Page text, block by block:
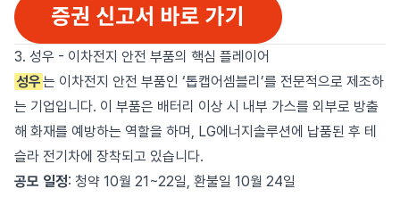
3. 성우 - 이차전지 안전 부품의 핵심 플레이어
성우는 이차전지 안전 부품인 ‘톱캡어셈블리’를 전문적으로 제조하
는 기업입니다. 이 부품은 배터리 이상 시 내부 가스를 외부로 방출
해 화재를 예방하는 역할을 하며, LG에너지솔루션에 납품된 후 테
슬라 전기차에 장착되고 있습니다.
공모 일정: 청약 10월 21~22일, 환불일 10월 24일